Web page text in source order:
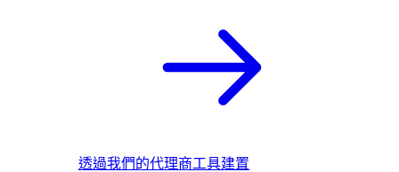
透過我們的代理商工具建置